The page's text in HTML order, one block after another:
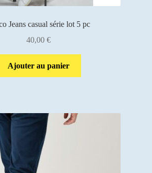
Jeans casual série lot 5 pc
40,00 €
Ajouter au panier